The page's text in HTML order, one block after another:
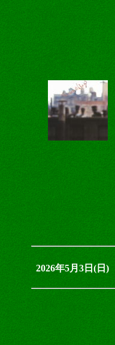
2026年5月3日(日